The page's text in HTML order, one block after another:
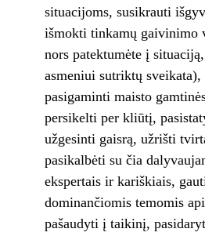
situacijoms, susikrauti
išmokti tinkamų gaivinimo
nors patektumėte į
asmeniui sutriktų
pasigaminti maisto
persikelti per kliūtį,
užgesinti gaisrą, užrišti
pasikalbėti su čia
ekspertais ir kariškiais,
dominančiomis temomis
pašaudyti į taikinį,